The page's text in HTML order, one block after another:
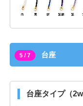
5 / 7 台座
台座タイプ（